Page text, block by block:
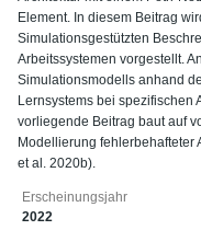
Element. In diesem Beitrag
Simulationsgestützten
Arbeitssystemen vorgestellt.
Simulationsmodells anhand
Lernsystems bei spezifischen
vorliegende Beitrag baut auf
Modellierung fehlerbehafteter
et al. 2020b).
Erscheinungsjahr
2022